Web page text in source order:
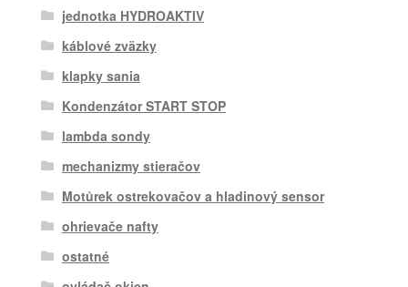
jednotka HYDROAKTIV
káblové zväzky
klapky sania
Kondenzátor START STOP
lambda sondy
mechanizmy stieračov
Motůrek ostrekovačov a hladinový sensor
ohrievače nafty
ostatné